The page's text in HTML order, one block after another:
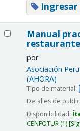
Ingresar
Manual
por
Asociación
(AHORA)
Tipo de material:
Detalles de
Disponibilidad:
CENFOTUR(1)